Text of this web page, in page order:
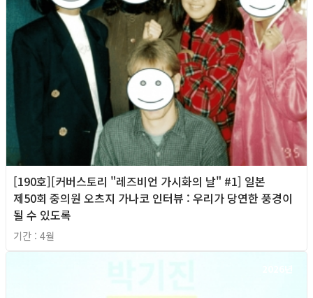
[190호][커버스토리 "레즈비언 가시화의 날" #1] 일본
제50회 중의원 오츠지 가나코 인터뷰 : 우리가 당연한 풍경이
될 수 있도록
기간 : 4월